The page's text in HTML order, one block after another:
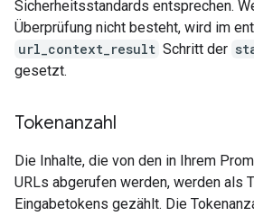
Sicherheitsstandards entsprechen.
Überprüfung nicht besteht, wird im
url_context_result Schritt der
gesetzt.
Tokenanzahl
Die Inhalte, die von den in Ihrem
URLs abgerufen werden, werden als
Eingabetokens gezählt. Die